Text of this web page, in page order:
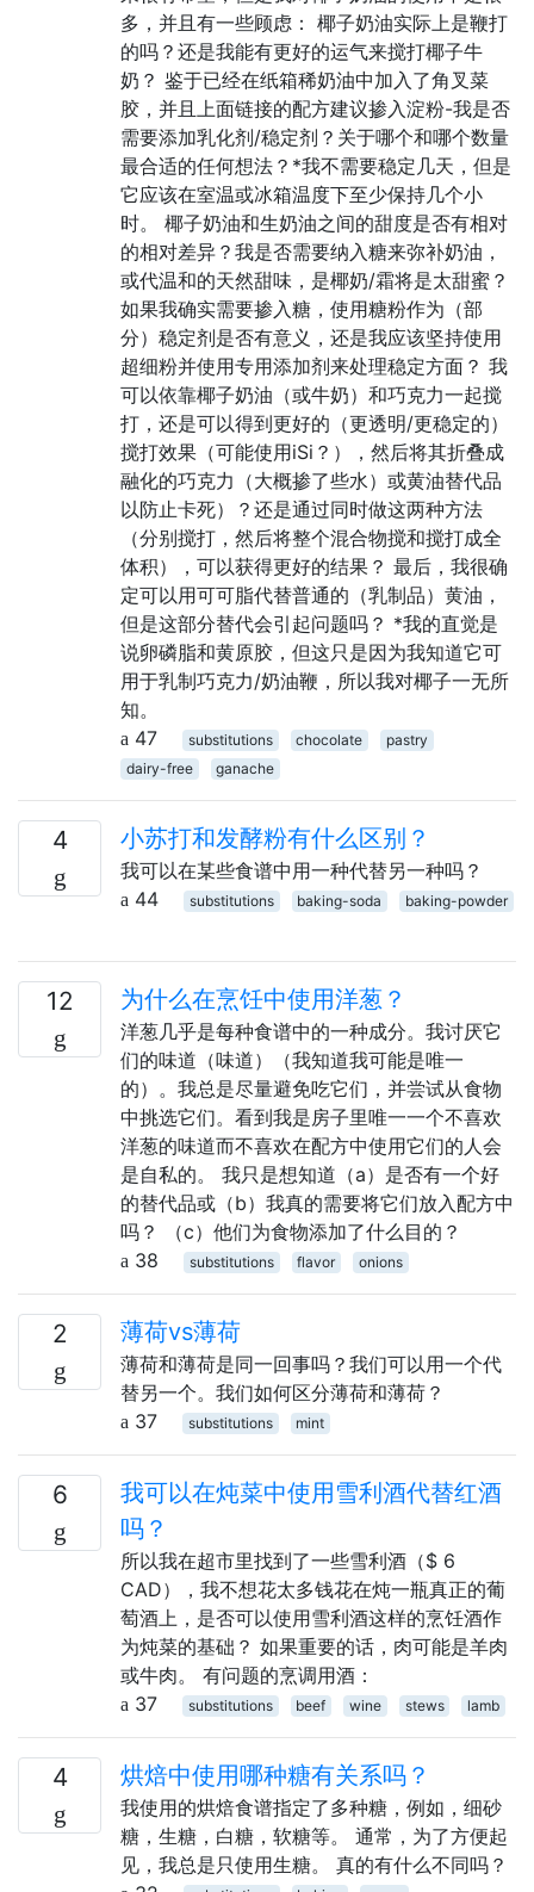
多，并且有一些顾虑： 椰子奶油实际上是鞭打
的吗？还是我能有更好的运气来搅打椰子牛
奶？ 鉴于已经在纸箱稀奶油中加入了角叉菜
胶，并且上面链接的配方建议掺入淀粉-我是否
需要添加乳化剂/稳定剂？关于哪个和哪个数量
最合适的任何想法？*我不需要稳定几天，但是
它应该在室温或冰箱温度下至少保持几个小
时。 椰子奶油和生奶油之间的甜度是否有相对
的相对差异？我是否需要纳入糖来弥补奶油，
或代温和的天然甜味，是椰奶/霜将是太甜蜜？
如果我确实需要掺入糖，使用糖粉作为（部
分）稳定剂是否有意义，还是我应该坚持使用
超细粉并使用专用添加剂来处理稳定方面？ 我
可以依靠椰子奶油（或牛奶）和巧克力一起搅
打，还是可以得到更好的（更透明/更稳定的）
搅打效果（可能使用iSi？），然后将其折叠成
融化的巧克力（大概掺了些水）或黄油替代品
以防止卡死）？还是通过同时做这两种方法
（分别搅打，然后将整个混合物搅和搅打成全
体积），可以获得更好的结果？ 最后，我很确
定可以用可可脂代替普通的（乳制品）黄油，
但是这部分替代会引起问题吗？ *我的直觉是
说卵磷脂和黄原胶，但这只是因为我知道它可
用于乳制巧克力/奶油鞭，所以我对椰子一无所
知。
47
substitutions chocolate
pastry
dairy-free
ganache
4 小苏打和发酵粉有什么区别？
我可以在某些食谱中用一种代替另一种吗？
44
substitutions baking-soda baking-powder
12 为什么在烹饪中使用洋葱？
洋葱几乎是每种食谱中的一种成分。我讨厌它
们的味道（味道）（我知道我可能是唯一
的）。我总是尽量避免吃它们，并尝试从食物
中挑选它们。看到我是房子里唯一一个不喜欢
洋葱的味道而不喜欢在配方中使用它们的人会
是自私的。 我只是想知道（a）是否有一个好
的替代品或（b）我真的需要将它们放入配方中
吗？ （c）他们为食物添加了什么目的？
38
substitutions flavor onions
2 薄荷vs薄荷
薄荷和薄荷是同一回事吗？我们可以用一个代
替另一个。我们如何区分薄荷和薄荷？
37
substitutions mint
6
我可以在炖菜中使用雪利酒代替红酒
吗？
所以我在超市里找到了一些雪利酒（$ 6
CAD），我不想花太多钱花在炖一瓶真正的葡
萄酒上，是否可以使用雪利酒这样的烹饪酒作
为炖菜的基础？ 如果重要的话，肉可能是羊肉
或牛肉。 有问题的烹调用酒：
37
substitutions beef wine stews lamb
4 烘焙中使用哪种糖有关系吗？
我使用的烘焙食谱指定了多种糖，例如，细砂
糖，生糖，白糖，软糖等。 通常，为了方便起
见，我总是只使用生糖。 真的有什么不同吗？